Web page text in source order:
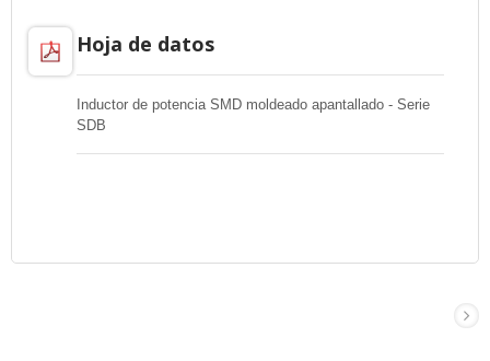
Hoja de datos
Inductor de potencia SMD moldeado apantallado - Serie
SDB